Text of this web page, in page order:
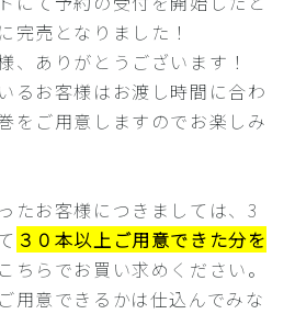
完売となりました！
、ありがとうございます！
るお客様はお渡し時間に合わ
をご用意しますのでお楽しみ
たお客様につきましては、3
３０本以上ご用意できた分を
ちらでお買い求めください。
用意できるかは仕込んでみな